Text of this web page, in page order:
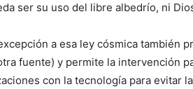
ser su uso del libre albedrío, ni
a esa ley cósmica también
fuente) y permite la intervención
con la tecnología para evitar